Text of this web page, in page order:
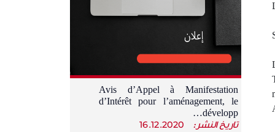
Avis d’Appel à Manifestation
d’Intérêt pour l’aménagement, le
développ…
تاريخ النشر:
16.12.2020